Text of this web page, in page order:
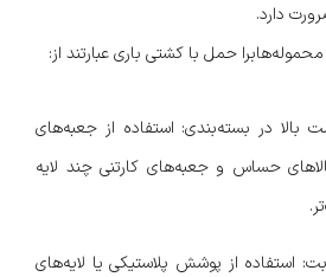
دارد.
حمل با کشتی باری عبارتند از:
بالا در بسته‌بندی: استفاده از جعبه‌های
حساس و جعبه‌های کارتنی چند لایه
استفاده از پوشش پلاستیکی یا لایه‌های